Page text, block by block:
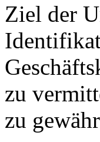
Ziel der
zu
zu